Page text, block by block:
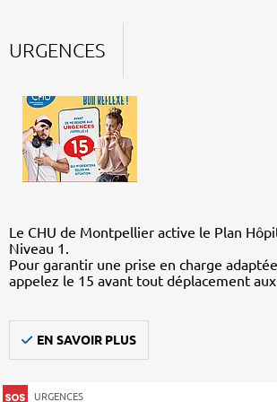
URGENCES
Le CHU de Montpellier active le Plan
Niveau 1.
Pour garantir une prise en charge
appelez le 15 avant tout déplacement
EN SAVOIR PLUS
URGENCES